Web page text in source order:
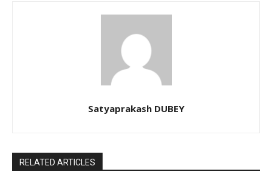
Satyaprakash DUBEY
RELATED ARTICLES